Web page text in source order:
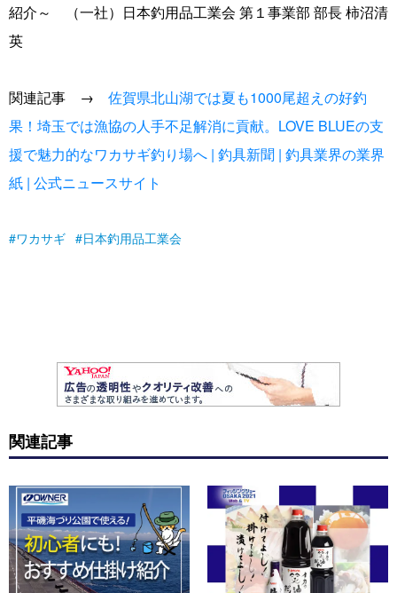
紹介～ （一社）日本釣用品工業会 第１事業部 部長 柿沼清
英
関連記事 → 佐賀県北山湖では夏も1000尾超えの好釣
果！埼玉では漁協の人手不足解消に貢献。LOVE BLUEの支
援で魅力的なワカサギ釣り場へ | 釣具新聞 | 釣具業界の業界
紙 | 公式ニュースサイト
ワカサギ 日本釣用品工業会
関連記事